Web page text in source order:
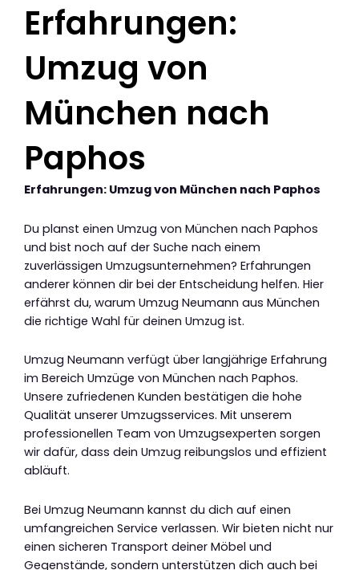
Erfahrungen:
Umzug von
München nach
Paphos
Erfahrungen: Umzug von München nach Paphos
Du planst einen Umzug von München nach Paphos
und bist noch auf der Suche nach einem
zuverlässigen Umzugsunternehmen? Erfahrungen
anderer können dir bei der Entscheidung helfen. Hier
erfährst du, warum Umzug Neumann aus München
die richtige Wahl für deinen Umzug ist.
Umzug Neumann verfügt über langjährige Erfahrung
im Bereich Umzüge von München nach Paphos.
Unsere zufriedenen Kunden bestätigen die hohe
Qualität unserer Umzugsservices. Mit unserem
professionellen Team von Umzugsexperten sorgen
wir dafür, dass dein Umzug reibungslos und effizient
abläuft.
Bei Umzug Neumann kannst du dich auf einen
umfangreichen Service verlassen. Wir bieten nicht nur
einen sicheren Transport deiner Möbel und
Gegenstände, sondern unterstützen dich auch bei